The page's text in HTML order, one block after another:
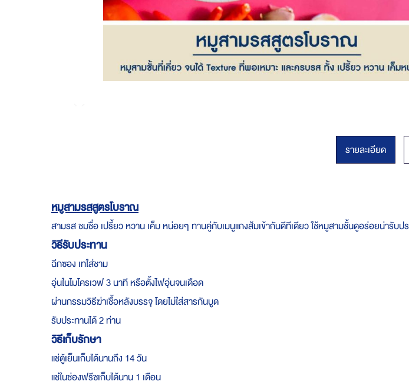
gallery
รายละเอียด
หมูสามรสสูตรโบราณ
สามรส ชมชื่อ เปรี้ยว หวาน เค็ม หน่อยๆ ทานคู่กับเมนูแกงส้มเข้ากันดีทีเดียว ใช้หมูสามชั้นดูอร่อยน่ารับป
วิธีรับประทาน
ฉีกซอง เทใส่ชาม
อุ่นในไมโครเวฟ 3 นาที หรือตั้งไฟอุ่นจนเดือด
ผ่านกรรมวิธีฆ่าเชื้อหลังบรรจุ โดยไม่ใส่สารกันบูด
รับประทานได้ 2 ท่าน
วิธีเก็บรักษา
แช่ตู้เย็นเก็บได้นานถึง 14 วัน
แช่ในช่องฟรีซเก็บได้นาน 1 เดือน